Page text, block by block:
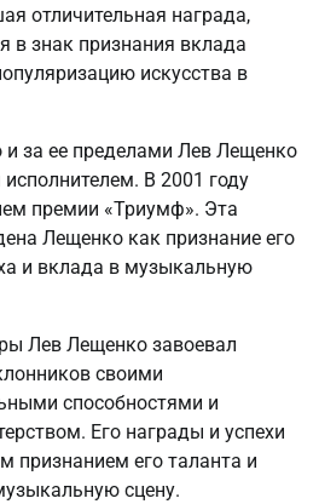
отличительная награда,
в знак признания вклада
искусства в
и за ее пределами Лев Лещенко
В 2001 году
премии «Триумф». Эта
Лещенко как признание его
и вклада в музыкальную
Лев Лещенко завоевал
своими
способностями и
Его награды и успехи
признанием его таланта и
сцену.